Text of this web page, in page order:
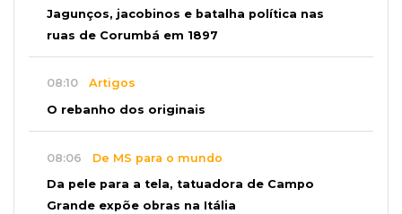
Jagunços, jacobinos e batalha política nas
ruas de Corumbá em 1897
08:10 Artigos
O rebanho dos originais
08:06 De MS para o mundo
Da pele para a tela, tatuadora de Campo
Grande expõe obras na Itália